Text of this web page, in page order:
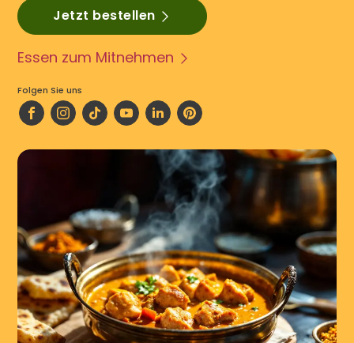
Jetzt bestellen
Essen zum Mitnehmen
Folgen Sie uns